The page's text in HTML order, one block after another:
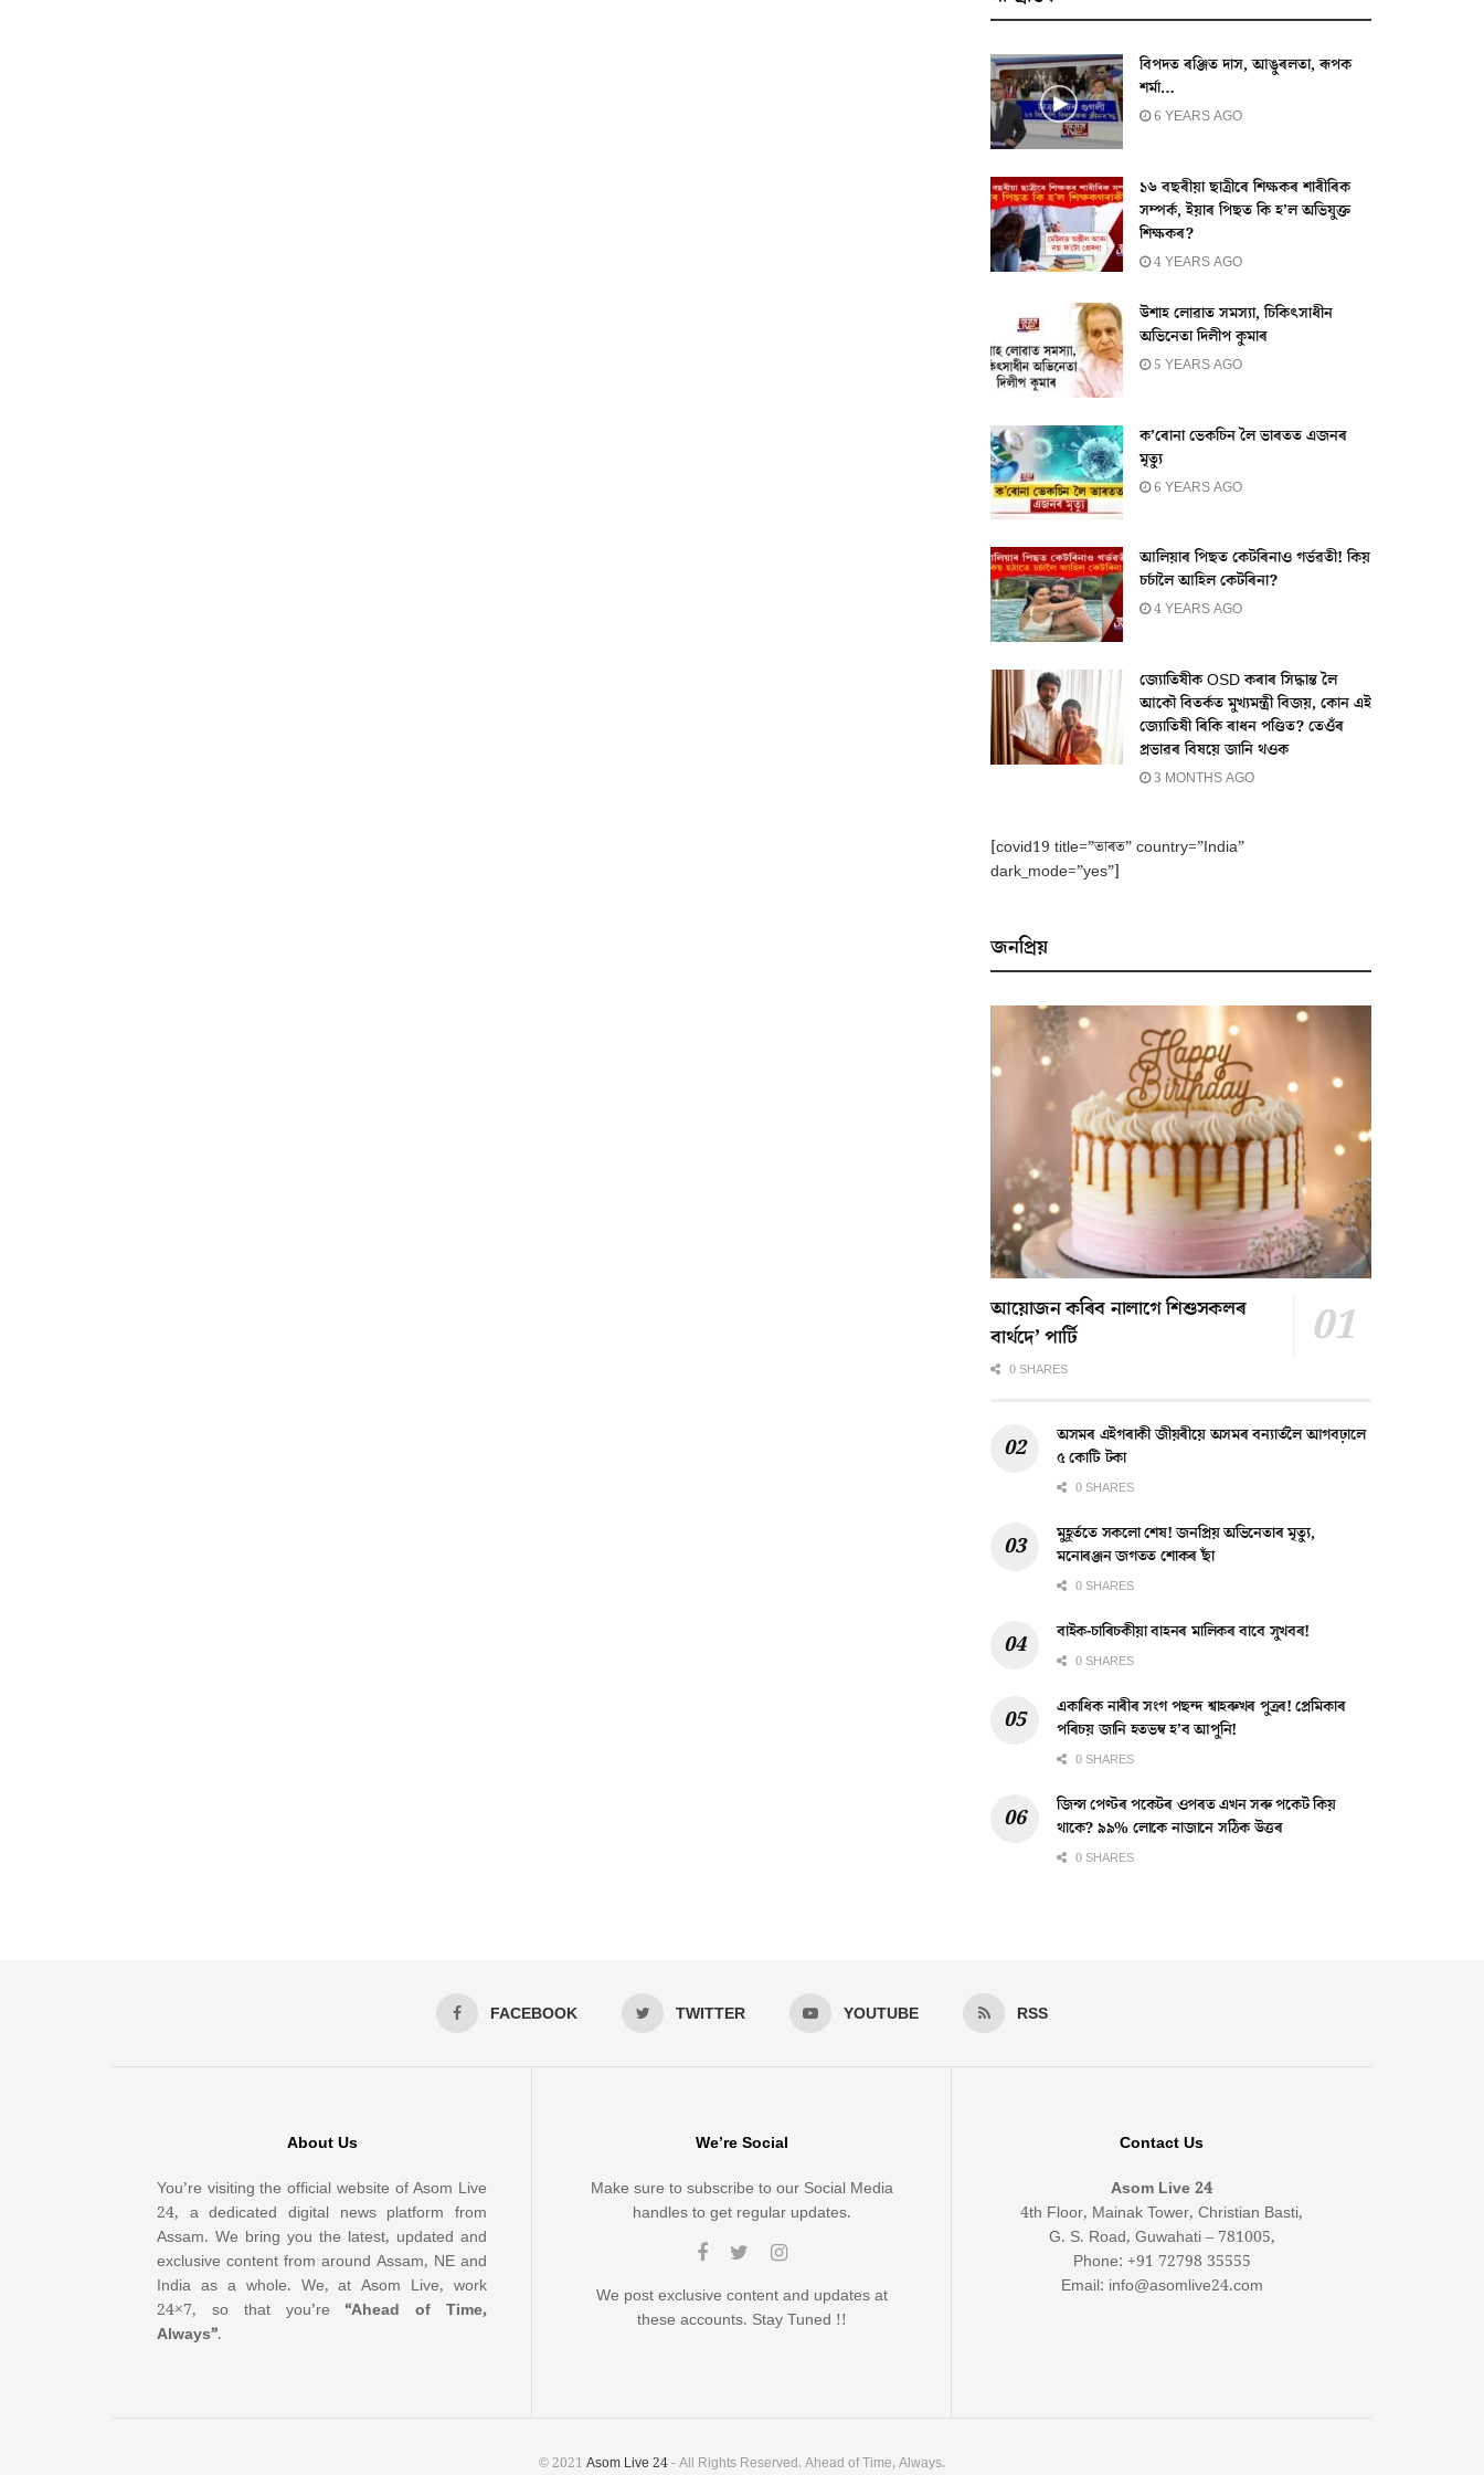
বিপদত ৰঞ্জিত দাস, আঙুৰলতা, ৰূপক
শৰ্মা…
6 YEARS AGO
১৬ বছৰীয়া ছাত্ৰীৰে শিক্ষকৰ শাৰীৰিক
সম্পৰ্ক, ইয়াৰ পিছত কি হ’ল অভিযুক্ত
শিক্ষকৰ?
4 YEARS AGO
উশাহ লোৱাত সমস্যা, চিকিৎসাধীন
অভিনেতা দিলীপ কুমাৰ
5 YEARS AGO
ক’ৰোনা ভেকচিন লৈ ভাৰতত এজনৰ
মৃত্যু
6 YEARS AGO
আলিয়াৰ পিছত কেটৰিনাও গৰ্ভৱতী! কিয়
চৰ্চালৈ আহিল কেটৰিনা?
4 YEARS AGO
জ্যোতিষীক OSD কৰাৰ সিদ্ধান্ত লৈ
আকৌ বিতৰ্কত মুখ্যমন্ত্ৰী বিজয়, কোন এই
জ্যোতিষী ৰিকি ৰাধন পণ্ডিত? তেওঁৰ
প্ৰভাৱৰ বিষয়ে জানি থওক
3 MONTHS AGO
[covid19 title=”ভাৰত” country=”India”
dark_mode=”yes”]
জনপ্ৰিয়
আয়োজন কৰিব নালাগে শিশুসকলৰ
বাৰ্থদে’ পাৰ্টি
0 SHARES
অসমৰ এইগৰাকী জীয়ৰীয়ে অসমৰ বন্যাৰ্তলৈ আগবঢ়ালে
৫ কোটি টকা
0 SHARES
মুহূৰ্ততে সকলো শেষ! জনপ্ৰিয় অভিনেতাৰ মৃত্যু,
মনোৰঞ্জন জগতত শোকৰ ছাঁ
0 SHARES
বাইক-চাৰিচকীয়া বাহনৰ মালিকৰ বাবে সুখবৰ!
0 SHARES
একাধিক নাৰীৰ সংগ পছন্দ শ্বাহৰুখৰ পুত্ৰৰ! প্ৰেমিকাৰ
পৰিচয় জানি হতভম্ব হ’ব আপুনি!
0 SHARES
জিন্স পেণ্টৰ পকেটৰ ওপৰত এখন সৰু পকেট কিয়
থাকে? ৯৯% লোকে নাজানে সঠিক উত্তৰ
0 SHARES
FACEBOOK TWITTER YOUTUBE RSS
About Us
You’re visiting the official website of Asom Live
24, a dedicated digital news platform from
Assam. We bring you the latest, updated and
exclusive content from around Assam, NE and
India as a whole. We, at Asom Live, work
24×7, so that you’re“Ahead of Time,
Always”.
We’re Social
Make sure to subscribe to our Social Media
handles to get regular updates.
We post exclusive content and updates at
these accounts. Stay Tuned !!
Contact Us
Asom Live 24
4th Floor, Mainak Tower, Christian Basti,
G. S. Road, Guwahati – 781005,
Phone: +91 72798 35555
Email: info@asomlive24.com
© 2021 Asom Live 24- All Rights Reserved. Ahead of Time, Always.